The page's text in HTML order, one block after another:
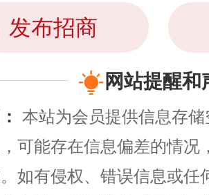
发布招商
网站提醒和
本站为会员提供信息存
可能存在信息偏差的情况
如有侵权、错误信息或任